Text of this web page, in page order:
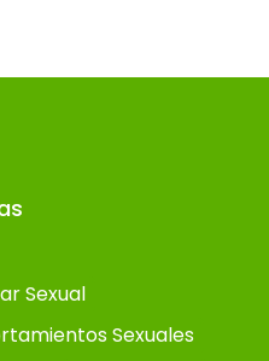
Sexual
Sexuales